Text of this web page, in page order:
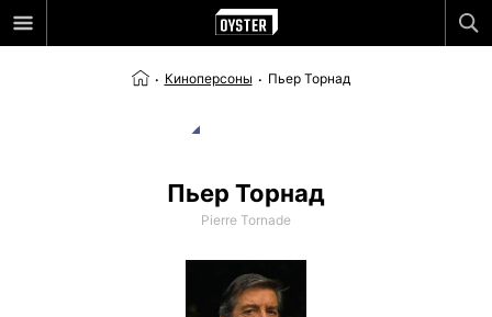
Киноперсоны Пьер Торнад
Пьер Торнад
Pierre Tornade